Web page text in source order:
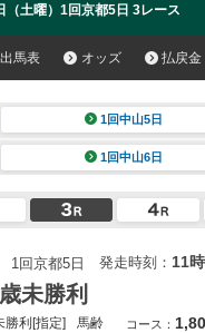
（土曜）1回京都5日 3レース
出馬表 オッズ 払戻金
1回中山5日
1回中山6日
1回京都5日 発走時刻： 11
未勝利
勝利[指定] 馬齢 コース：